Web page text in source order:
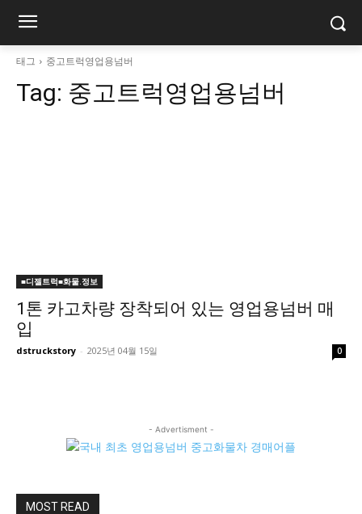
태그 중고트럭영업용넘버
Tag: 중고트럭영업용넘버
■디젤트럭■화물.정보
1톤 카고차량 장착되어 있는 영업용넘버 매
입
dstruckstory - 2025년 04월 15일 0
- Advertisment -
MOST READ